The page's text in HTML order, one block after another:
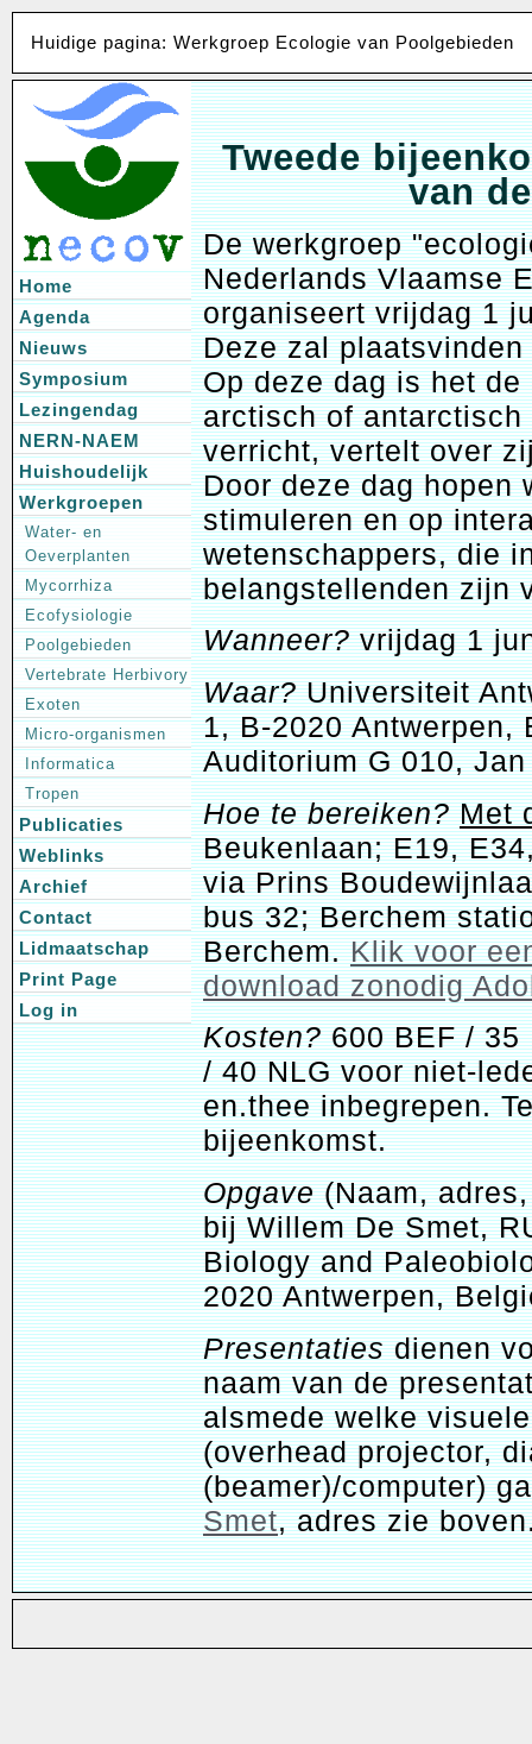
Huidige pagina: Werkgroep Ecologie van Poolgebieden
Tweede
van
De werkgroep
Nederlands Vlaamse
organiseert vrijdag 1
Deze zal
Op deze dag is het
arctisch of
verricht, vertelt over
Door deze dag hopen
stimuleren en op
wetenschappers, die
belangstellenden zijn
Wanneer?vrijdag 1
Waar?Universiteit
1, B-2020 Antwerpen,
Auditorium G 010,
Hoe te bereiken? Met
Beukenlaan; E19,
via Prins
bus 32; Berchem
Berchem.Klik voor
download zonodig
Kosten?600 BEF / 35
/ 40 NLG voor niet-
en.thee inbegrepen.
bijeenkomst.
Opgave(Naam,
bij Willem De Smet,
Biology and
2020 Antwerpen,
Presentatiesdienen
naam van de
alsmede welke
(overhead projector,
(beamer)/computer)
Smet, adres zie
Home
Agenda
Nieuws
Symposium
Lezingendag
NERN-NAEM
Huishoudelijk
Werkgroepen
Water- en
Oeverplanten
Mycorrhiza
Ecofysiologie
Poolgebieden
Vertebrate Herbivory
Exoten
Micro-organismen
Informatica
Tropen
Publicaties
Weblinks
Archief
Contact
Lidmaatschap
Print Page
Log in